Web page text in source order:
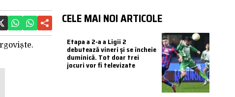
CELE MAI NOI ARTICOLE
Etapa a 2-a a Ligii 2
debutează vineri și se încheie
duminică. Tot doar trei
jocuri vor fi televizate